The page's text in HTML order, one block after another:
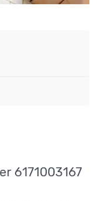
6171003167